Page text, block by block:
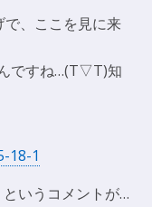
で、ここを見に来
ですね…(T▽T)知
18-1
いうコメントが…